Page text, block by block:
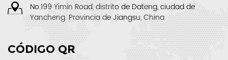
No.199 Yimin Road, distrito de Dateng, ciudad de
Yancheng. Provincia de Jiangsu, China
CÓDIGO QR